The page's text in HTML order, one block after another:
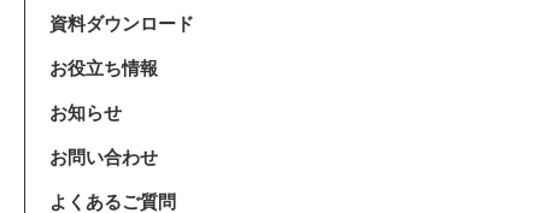
資料ダウンロード
お役立ち情報
お知らせ
お問い合わせ
よくあるご質問